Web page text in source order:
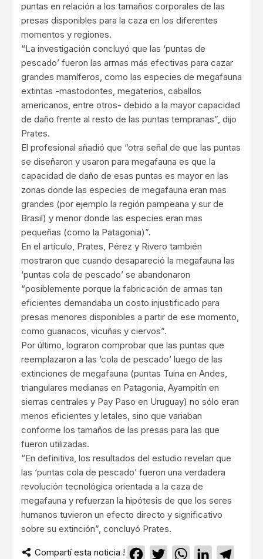
puntas en relación a los tamaños corporales de las
presas disponibles para la caza en los diferentes
momentos y regiones.
“La investigación concluyó que las ‘puntas de
pescado’ fueron las armas más efectivas para cazar
grandes mamíferos, como las especies de megafauna
extintas -mastodontes, megaterios, caballos
americanos, entre otros- debido a la mayor capacidad
de daño frente al resto de las puntas tempranas”, dijo
Prates.
El profesional añadió que “otra señal de que las puntas
se diseñaron y usaron para megafauna es que la
capacidad de daño de esas puntas es mayor en las
zonas donde las especies de megafauna eran mas
grandes (por ejemplo la región pampeana y sur de
Brasil) y menor donde las especies eran mas
pequeñas (como la Patagonia)”.
En el artículo, Prates, Pérez y Rivero también
mostraron que cuando desapareció la megafauna las
‘puntas cola de pescado’ se abandonaron
“posiblemente porque la fabricación de armas tan
eficientes demandaba un costo injustificado para
presas menores disponibles a partir de ese momento,
como guanacos, vicuñas y ciervos”.
Por último, lograron comprobar que las puntas que
reemplazaron a las ‘cola de pescado’ luego de las
extinciones de megafauna (puntas Tuina en Andes,
triangulares medianas en Patagonia, Ayampitín en
sierras centrales y Pay Paso en Uruguay) no sólo eran
menos eficientes y letales, sino que variaban
conforme los tamaños de las presas para las que
fueron utilizadas.
“En definitiva, los resultados del estudio revelan que
las ‘puntas cola de pescado’ fueron una verdadera
revolución tecnológica orientada a la caza de
megafauna y refuerzan la hipótesis de que los seres
humanos tuvieron un efecto directo y significativo
sobre su extinción”, concluyó Prates.
Compartí esta noticia ! Facebook
TwitterWhatsApp
LinkedIn